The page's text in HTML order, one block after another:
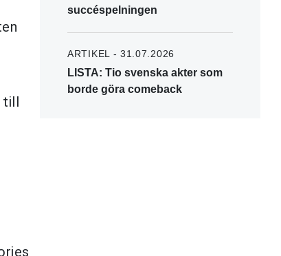
till
succéspelningen
ARTIKEL - 31.07.2026
LISTA: Tio svenska akter som
borde göra comeback